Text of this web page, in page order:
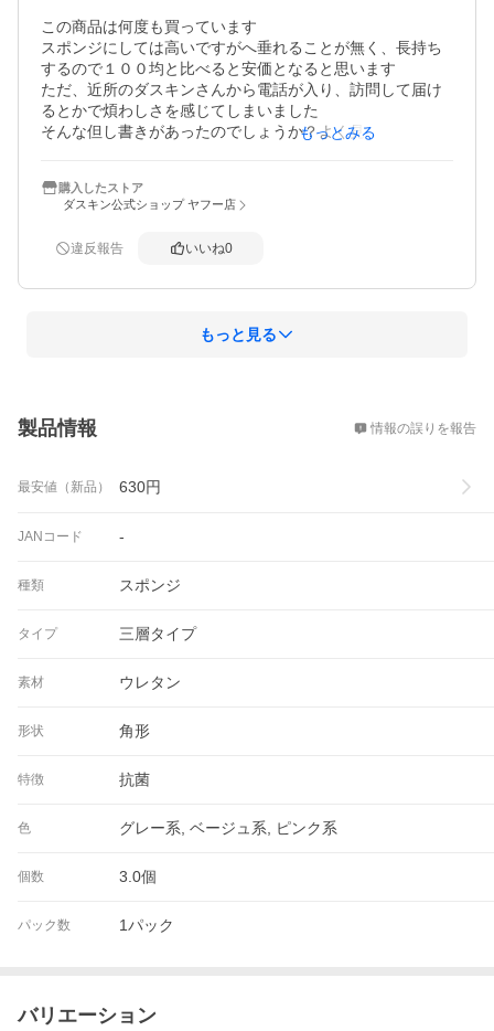
この商品は何度も買っています
スポンジにしては高いですがへ垂れることが無く、長持ち
するので１００均と比べると安価となると思います
ただ、近所のダスキンさんから電話が入り、訪問して届け
るとかで煩わしさを感じてしまいました
そんな但し書きがあったのでしょうか？よく見なくてすみ
もっとみる
購入したストア
ダスキン公式ショップ ヤフー店
違反報告 いいね0
もっと見る
製品情報 情報の誤りを報告
最安値（新品） 630円
JANコード -
種類 スポンジ
タイプ 三層タイプ
素材 ウレタン
形状 角形
特徴 抗菌
色 グレー系, ベージュ系, ピンク系
個数 3.0個
パック数 1パック
バリエーション